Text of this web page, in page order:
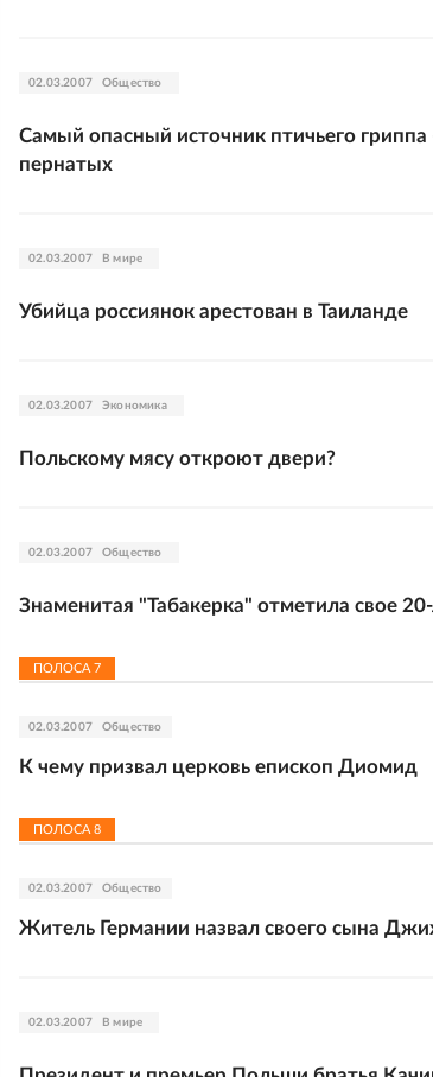
02.03.2007 Общество
Самый опасный источник птичьего гриппа
пернатых
02.03.2007 В мире
Убийца россиянок арестован в Таиланде
02.03.2007 Экономика
Польскому мясу откроют двери?
02.03.2007 Общество
Знаменитая "Табакерка" отметила свое
ПОЛОСА 7
02.03.2007 Общество
К чему призвал церковь епископ Диомид
ПОЛОСА 8
02.03.2007 Общество
Житель Германии назвал своего сына
02.03.2007 В мире